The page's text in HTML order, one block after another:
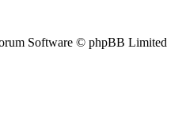
Software © phpBB Limited